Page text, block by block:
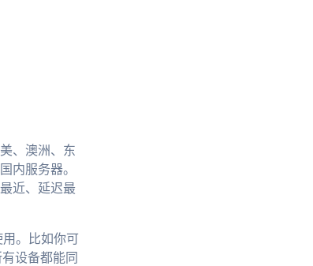
、澳洲、东
内服务器。
近、延迟最
用。比如你可
设备都能同